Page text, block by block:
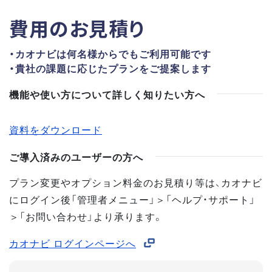
費用のお見積り
・カオナビは何名様からでもご利用可能です
・貴社の課題に応じたプランをご提案します
機能や使い方について詳しく知りたい方へ
資料をダウンロード
ご導入済みのユーザーの方へ
プラン変更やオプション料金のお見積り等は、カオナビ
にログイン後「管理者メニュー」＞「ヘルプ・サポート」
＞「お問い合わせ」より承ります。
カオナビ ログインページへ